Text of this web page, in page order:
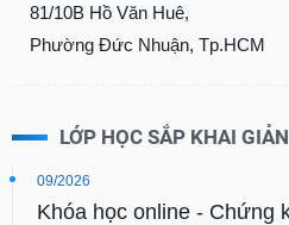
81/10B Hồ Văn Huê,
Phường Đức Nhuận, Tp.HCM
LỚP HỌC SẮP KHAI
09/2026
Khóa học online - Chứng
chính